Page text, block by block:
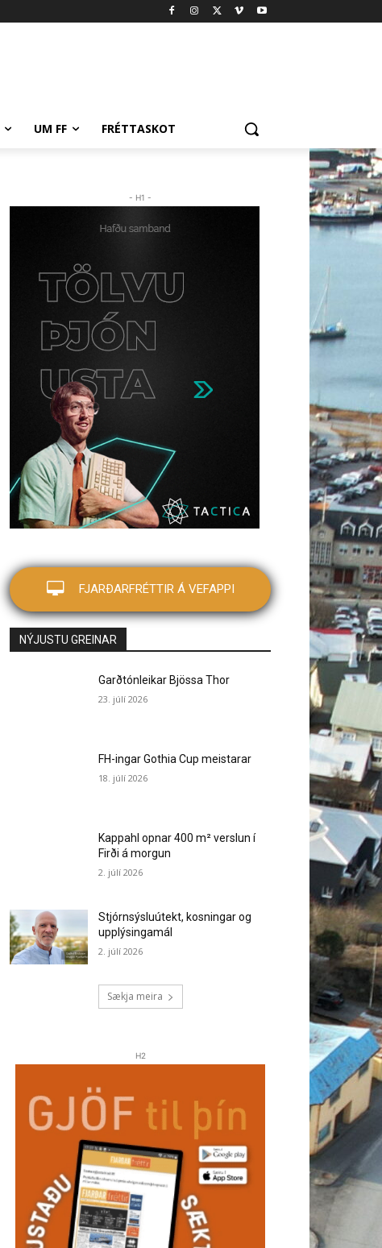
UM FF FRÉTTASKOT
- H1 -
FJARÐARFRÉTTIR Á VEFAPPI
NÝJUSTU GREINAR
Garðtónleikar Bjössa Thor
23. júlí 2026
FH-ingar Gothia Cup meistarar
18. júlí 2026
Kappahl opnar 400 m² verslun í
Firði á morgun
2. júlí 2026
Stjórnsýsluútekt, kosningar og
upplýsingamál
2. júlí 2026
Sækja meira
H2